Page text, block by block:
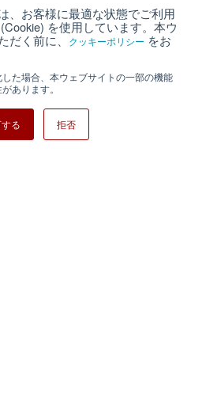
、お客様に最適な状態でご利用
を使用しています。本ウ
だく前に、
クッキーポリシー をお
た場合、本ウェブサイトの一部の機能
あります。
る 拒否
ウェブサイト利用規約
Devices Inc. All Rights Reserved.